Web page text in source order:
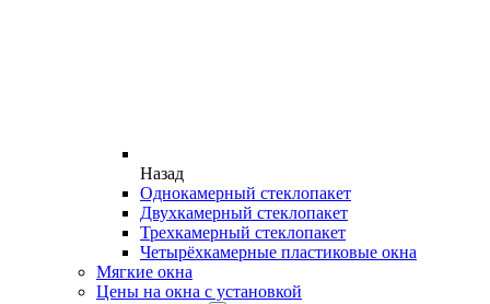
Назад
Однокамерный стеклопакет
Двухкамерный стеклопакет
Трехкамерный стеклопакет
Четырёхкамерные пластиковые окна
Мягкие окна
Цены на окна с установкой